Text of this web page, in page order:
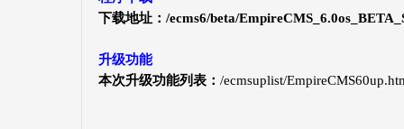
下载地址： /ecms6/beta/
升级功能
本次升级功能列表： /ecmsuplist/